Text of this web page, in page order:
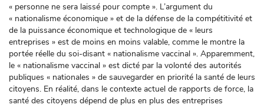
« personne ne sera laissé pour compte ». L’argument du
« nationalisme économique » et de la défense de la compétitivité et
de la puissance économique et technologique de « leurs
entreprises » est de moins en moins valable, comme le montre la
portée réelle du soi-disant « nationalisme vaccinal ». Apparemment,
le « nationalisme vaccinal » est dicté par la volonté des autorités
publiques « nationales » de sauvegarder en priorité la santé de leurs
citoyens. En réalité, dans le contexte actuel de rapports de force, la
santé des citoyens dépend de plus en plus des entreprises